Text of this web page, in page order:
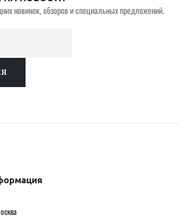
новинок, обзоров и специальных предложений.